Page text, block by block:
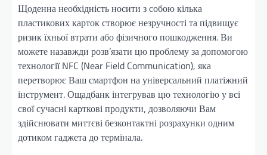
Щоденна необхідність носити з собою кілька
пластикових карток створює незручності та підвищує
ризик їхньої втрати або фізичного пошкодження. Ви
можете назавжди розв’язати цю проблему за допомогою
технології NFC (Near Field Communication), яка
перетворює Ваш смартфон на універсальний платіжний
інструмент. Ощадбанк інтегрував цю технологію у всі
свої сучасні карткові продукти, дозволяючи Вам
здійснювати миттєві безконтактні розрахунки одним
дотиком гаджета до термінала.